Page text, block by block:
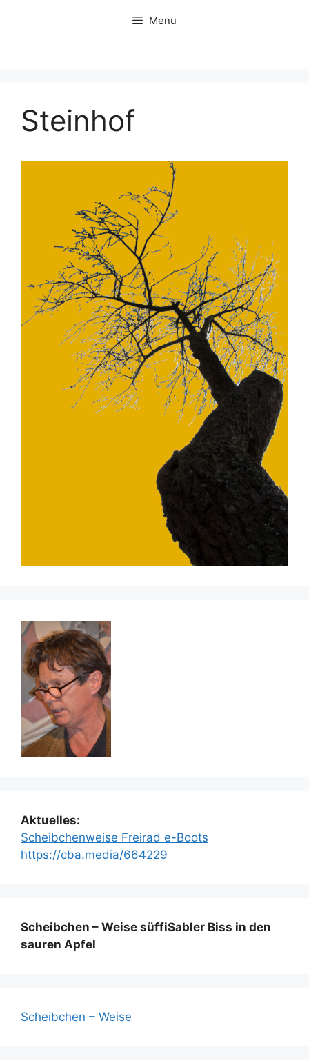
Menu
Steinhof
Aktuelles:
Scheibchenweise Freirad e-Boots
https://cba.media/664229
Scheibchen – Weise süffiSabler Biss in den
sauren Apfel
Scheibchen – Weise